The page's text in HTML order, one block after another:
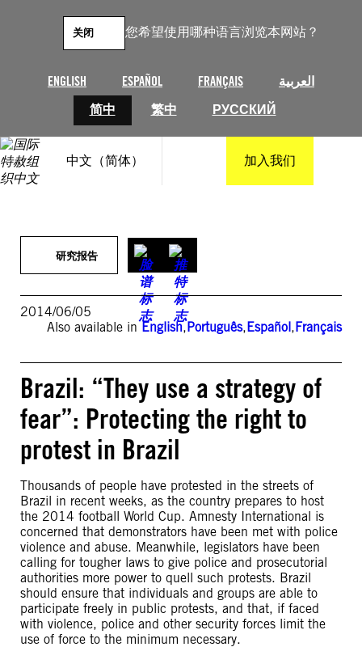
您希望使用哪种语言浏览本网站？
ENGLISH ESPAÑOL FRANÇAIS
العربية
简中
繁中 РУССКИЙ
关闭
中文（简体） 加入我们
研究报告
2014/06/05
Also available inEnglish,Português,Español,Français
Brazil: “They use a strategy of
fear”: Protecting the right to
protest in Brazil
Thousands of people have protested in the streets of
Brazil in recent weeks, as the country prepares to host
the 2014 football World Cup. Amnesty International is
concerned that demonstrators have been met with police
violence and abuse. Meanwhile, legislators have been
calling for tougher laws to give police and prosecutorial
authorities more power to quell such protests. Brazil
should ensure that individuals and groups are able to
participate freely in public protests, and that, if faced
with violence, police and other security forces limit the
use of force to the minimum necessary.